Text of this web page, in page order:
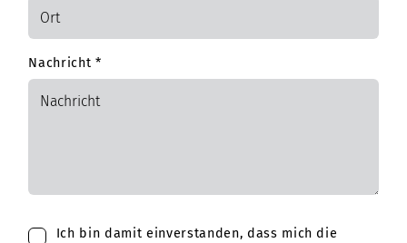
Nachricht *
Ich bin damit einverstanden, dass mich die